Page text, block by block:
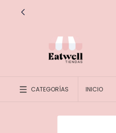
CATEGORÍAS INICIO